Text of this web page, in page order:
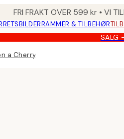
FRI FRAKT OVER 599 kr • VI
RAMMER & TILBEHØR
SALG
a Cherry Blossom Tree Plakat